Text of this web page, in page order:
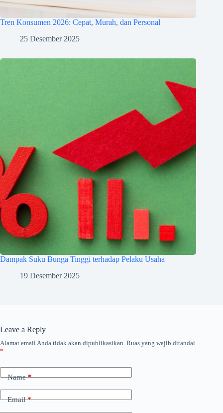
Tren Konsumen 2026: Cepat, Murah, dan Personal
25 Desember 2025
Dampak Suku Bunga Tinggi terhadap Pelaku Usaha
19 Desember 2025
Leave a Reply
Alamat email Anda tidak akan dipublikasikan. Ruas yang wajib ditandai
*
Name*
Email*